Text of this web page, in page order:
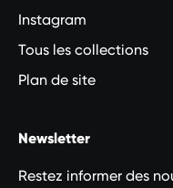
Instagram
Tous les collections
Plan de site
Newsletter
Restez informer des